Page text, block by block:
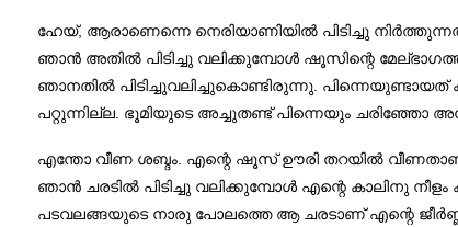
ഹേയ്, ആരാണെന്നെ നെരിയാണിയിൽ പിടിച്ചു
ഞാൻ അതിൽ പിടിച്ചു വലിക്കുമ്പോൾ ഷൂസിന്റെ
ഞാനതിൽ പിടിച്ചുവലിച്ചുകൊണ്ടിരുന്നു.
പറ്റുന്നില്ല. ഭൂമിയുടെ അച്ചുതണ്ട് പിന്നെയും ചരിഞ്ഞോ
എന്തോ വീണ ശബ്ദം. എന്റെ ഷൂസ് ഊരി തറയിൽ
ഞാൻ ചരടിൽ പിടിച്ചു വലിക്കുമ്പോൾ എന്റെ കാലിനു
പടവലങ്ങയുടെ നാരു പോലത്തെ ആ ചരടാണ്‌ എന്റെ